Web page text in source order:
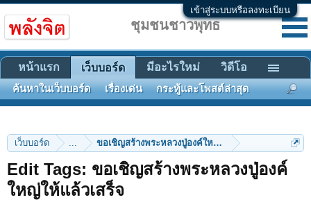
เข้าสู่ระบบหรือลงทะเบียน
เว็บบอร์ด ... ขอเชิญสร้างพระหลวงปู่องค์ใหญ่ให้แล้วเสร็จ
Edit Tags: ขอเชิญสร้างพระหลวงปู่องค์
ใหญ่ให้แล้วเสร็จ
ชุมชนชาวพุทธ
หน้าแรก เว็บบอร์ด
ค้นหาในเว็บบอร์ด เรื่องเด่น กระทู้และโพสต์ล่าสุด
มีอะไรใหม่ วิดีโอ